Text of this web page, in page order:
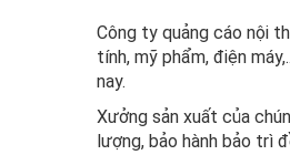
Công ty quảng cáo nội
tính, mỹ phẩm, điện
nay.
Xưởng sản xuất của
lượng, bảo hành bảo trì